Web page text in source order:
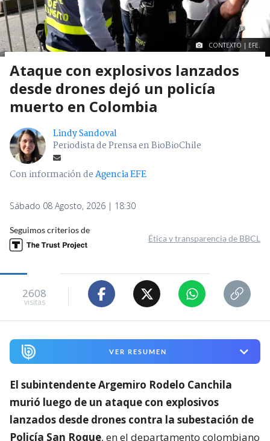
CONTEXTO | EFE.
Ataque con explosivos lanzados
desde drones dejó un policía
muerto en Colombia
Lindy Sandoval
Periodista de Prensa en BioBioChile
Con información deAgencia EFE
Sábado 08 Agosto, 2026 | 18:30
Seguimos criterios de
Ética y transparencia de BBCL
2608
visitas
VER RESUMEN
El subintendente Argemiro Rodelo Canchila
murió luego de un ataque con explosivos
lanzados desde drones contra la subestación de
Policía San Roque, en el departamento colombiano